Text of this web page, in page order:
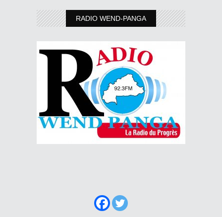
RADIO WEND-PANGA